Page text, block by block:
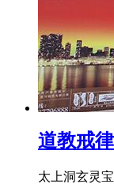
道教戒
太上洞玄灵